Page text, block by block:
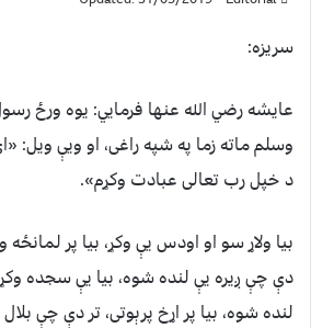
سریزه:
عایشه رضي الله عنها فرمایي: یوه ورځ
وسلم ماته زما په شپه راغی، او ویې ویل:
د خپل رب تعالی عبادت وکړم».
بیا ولاړ سو او اودس یې وکړ، بیا پر لمانځه
دې چې ږیره یې لنده شوه، بیا یې سجده
لنده شوه، بیا پر اړخ پرېوتی، تر دې چې